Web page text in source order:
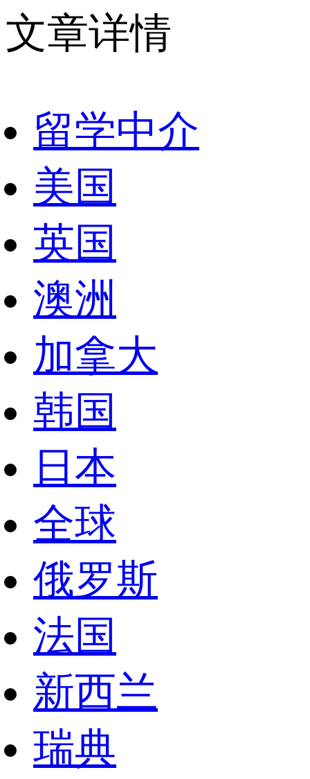
文章详情
留学中介
美国
英国
澳洲
加拿大
韩国
日本
全球
俄罗斯
法国
新西兰
瑞典